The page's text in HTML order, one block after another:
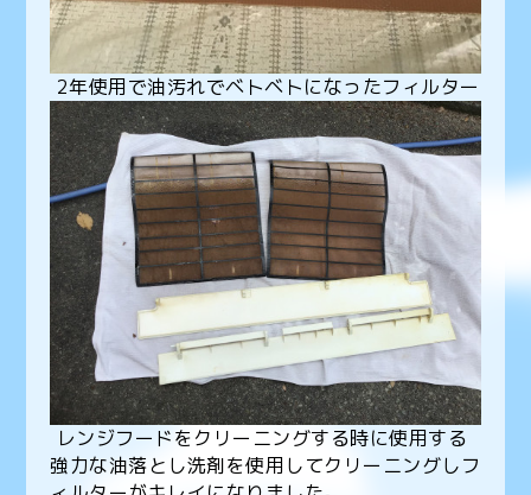
2年使用で油汚れでベトベトになったフィルター
レンジフードをクリーニングする時に使用する
強力な油落とし洗剤を使用してクリーニングしフ